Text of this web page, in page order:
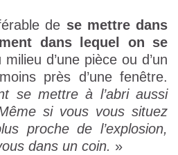
de se mettre dans
dans lequel on se
milieu d’une pièce ou d’un
près d’une fenêtre.
se mettre à l’abri aussi
si vous vous situez
proche de l’explosion,
dans un coin. »